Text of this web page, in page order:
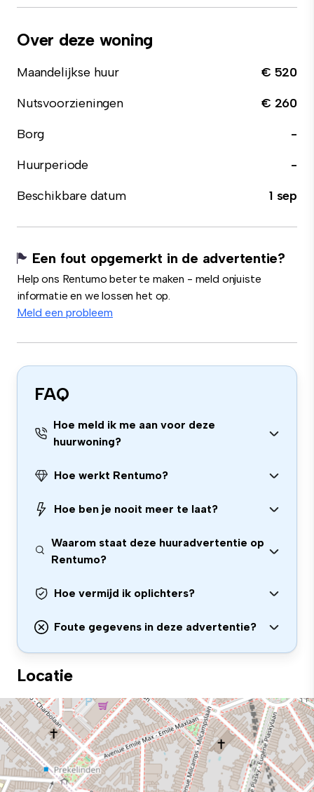
Over deze woning
Maandelijkse huur
€ 520
Nutsvoorzieningen
€ 260
Borg
-
Huurperiode
-
Beschikbare datum
1 sep
Een fout opgemerkt in de advertentie?
Help ons Rentumo beter te maken - meld onjuiste
informatie en we lossen het op.
Meld een probleem
FAQ
Hoe meld ik me aan voor deze
huurwoning?
Hoe werkt Rentumo?
Hoe ben je nooit meer te laat?
Waarom staat deze huuradvertentie op
Rentumo?
Hoe vermijd ik oplichters?
Foute gegevens in deze advertentie?
Locatie